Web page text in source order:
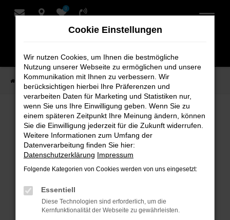
Zum
0
Startseite Verkauf Fahrzeug-Showroom
Fahrzeug-Showroom
Beim Laden ist ein Fehler aufgetreten.
Hier sind ein paar Tipps, die dir helfen können:
Cookie Einstellungen
Wir nutzen Cookies, um Ihnen die bestmögliche
Nutzung unserer Webseite zu ermöglichen und unsere
Kommunikation mit Ihnen zu verbessern. Wir
berücksichtigen hierbei Ihre Präferenzen und
verarbeiten Daten für Marketing und Statistiken nur,
wenn Sie uns Ihre Einwilligung geben. Wenn Sie zu
einem späteren Zeitpunkt Ihre Meinung ändern, können
Sie die Einwilligung jederzeit für die Zukunft widerrufen.
Weitere Informationen zum Umfang der
Datenverarbeitung finden Sie hier:
Datenschutzerklärung Impressum
Folgende Kategorien von Cookies werden von uns eingesetzt:
Essentiell
Diese Technologien sind erforderlich, um die
Kernfunktionalität der Webseite zu gewährleisten.